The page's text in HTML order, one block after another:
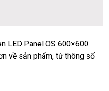
LED Panel OS 600×600
về sản phẩm, từ thông số